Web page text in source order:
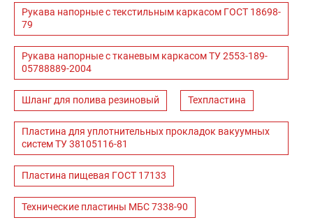
Рукава напорные с текстильным каркасом ГОСТ 18698-
79
Рукава напорные с тканевым каркасом ТУ 2553-189-
05788889-2004
Шланг для полива резиновый Техпластина
Пластина для уплотнительных прокладок вакуумных
систем ТУ 38105116-81
Пластина пищевая ГОСТ 17133
Технические пластины МБС 7338-90